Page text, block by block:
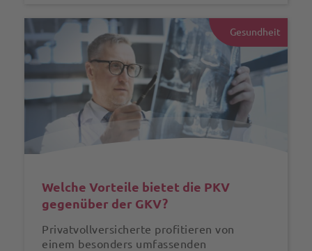
Gesundheit
Welche Vorteile bietet die PKV
gegenüber der GKV?
Privatvollversicherte profitieren von
einem besonders umfassenden